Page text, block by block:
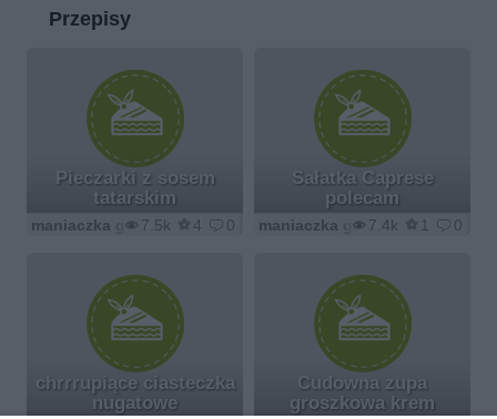
Przepisy
Pieczarki z sosem
tatarskim
7.5k 4 0
maniaczka gotowania 5
Sałatka Caprese
polecam
7.4k 1 0
maniaczka gotowania 5
chrrrupiące ciasteczka
nugatowe
Cudowna zupa
groszkowa krem